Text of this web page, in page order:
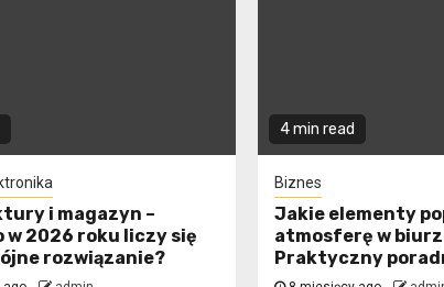
i magazyn –
w 2026 roku liczy się
rozwiązanie?
4 min read
Biznes
Jakie elementy
atmosferę w
Praktyczny